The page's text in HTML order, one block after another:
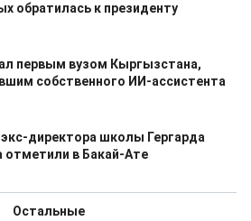
обратилась к президенту
первым вузом Кыргызстана,
собственного ИИ-ассистента
экс-директора школы Гергарда
отметили в Бакай-Ате
Остальные